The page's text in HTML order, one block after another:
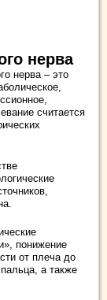
нерва
нерва – это
считается
понижение
от плеча до
а также